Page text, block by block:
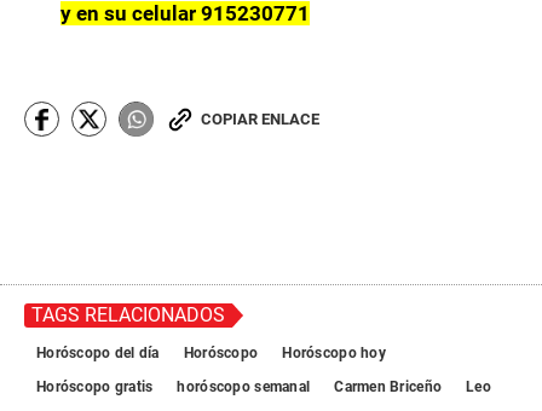
y en su celular 915230771
COPIAR ENLACE
TAGS RELACIONADOS
Horóscopo del día Horóscopo
Horóscopo hoy
Horóscopo gratis
horóscopo semanal Carmen Briceño
Leo